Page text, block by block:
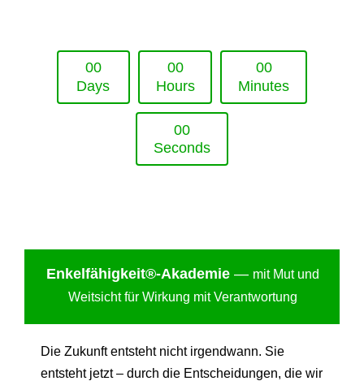
00
Days
00
Hours
00
Minutes
00
Seconds
Enkelfähigkeit®-Akademie — mit Mut und
Weitsicht für Wirkung mit Verantwortung
Die Zukunft entsteht nicht irgendwann. Sie
entsteht jetzt – durch die Entscheidungen, die wir